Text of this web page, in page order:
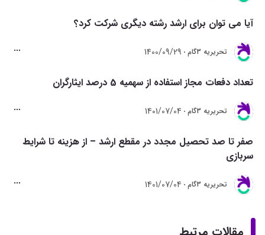
آیا می توان برای ارشد رشته دیگری شرکت کرد؟
تحريريه 3گام 1400/09/29
تعداد دفعات مجاز استفاده از سهمیه 5 درصد ایثارگران
تحريريه 3گام 1401/07/04
صفر تا صد تحصیل مجدد در مقطع ارشد – از هزینه تا شرایط
سربازی
تحريريه 3گام 1401/07/04